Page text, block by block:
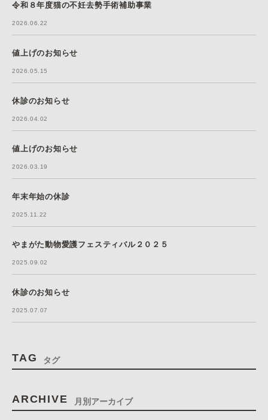
令和８年度猫の不妊去勢手術補助事業
2026.06.22
値上げのお知らせ
2026.05.15
休診のお知らせ
2026.04.02
値上げのお知らせ
2026.03.19
年末年始の休診
2025.11.22
やまがた動物愛護フェスティバル２０２５
2025.09.02
休診のお知らせ
2025.07.07
TAG タグ
ARCHIVE 月別アーカイブ